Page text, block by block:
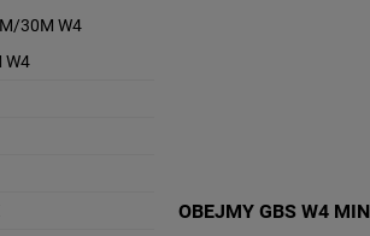
30M W4
W4
OBEJMY GBS W4